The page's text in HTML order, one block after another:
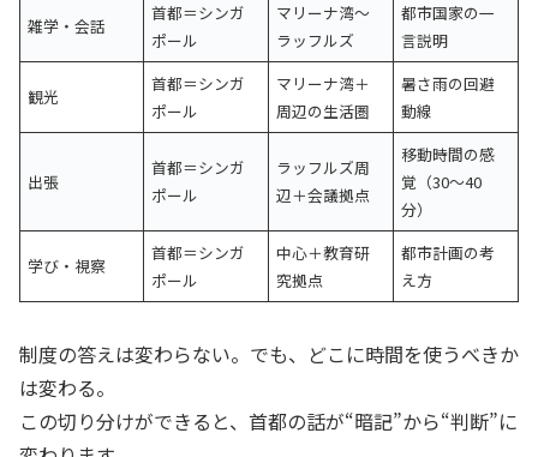
雑学・会話
首都＝シンガ
ポール
マリーナ湾〜
ラッフルズ
都市国家の一
言説明
観光
首都＝シンガ
ポール
マリーナ湾＋
周辺の生活圏
暑さ雨の回避
動線
出張
首都＝シンガ
ポール
ラッフルズ周
辺＋会議拠点
移動時間の感
覚（30〜40
分）
学び・視察
首都＝シンガ
ポール
中心＋教育研
究拠点
都市計画の考
え方
制度の答えは変わらない。でも、どこに時間を使うべきか
は変わる。
この切り分けができると、首都の話が“暗記”から“判断”に